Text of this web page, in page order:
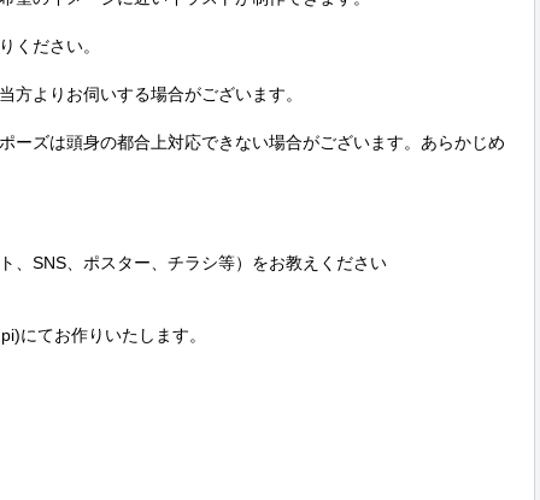
ください。
方よりお伺いする場合がございます。
ーズは頭身の都合上対応できない場合がございます。あらかじめ
、SNS、ポスター、チラシ等）をお教えください
にてお作りいたします。